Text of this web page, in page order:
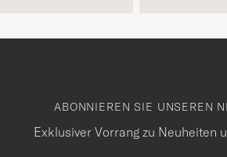
ABONNIEREN SIE UNSEREN
Exklusiver Vorrang zu Neuheiten